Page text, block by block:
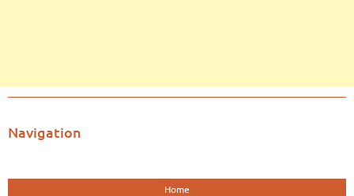
Navigation
Home